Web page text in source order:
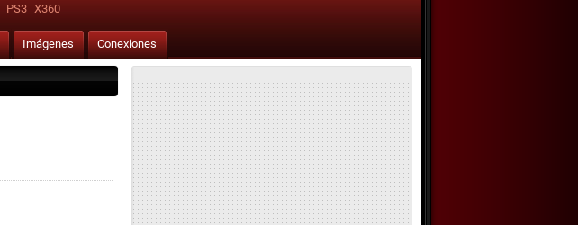
PS3 X360
Imágenes Conexiones